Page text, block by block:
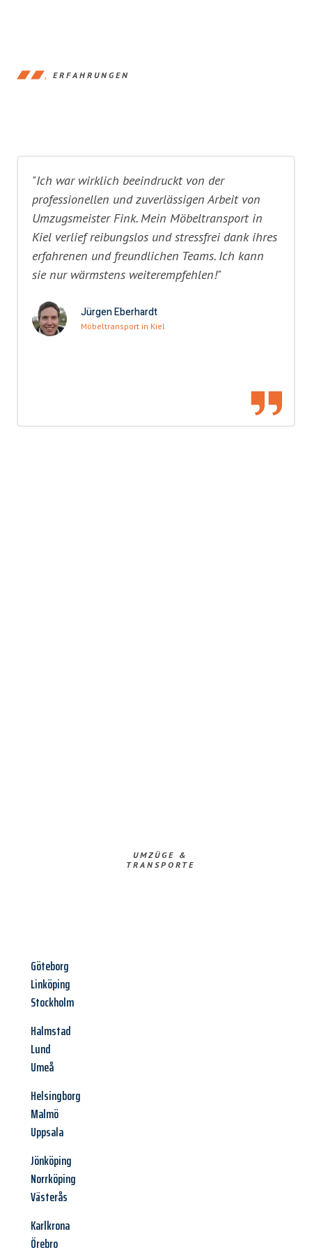
ERFAHRUNGEN
"Ich war wirklich beeindruckt von der
professionellen und zuverlässigen Arbeit von
Umzugsmeister Fink. Mein Möbeltransport in
Kiel verlief reibungslos und stressfrei dank ihres
erfahrenen und freundlichen Teams. Ich kann
sie nur wärmstens weiterempfehlen!"
Jürgen Eberhardt
Möbeltransport in Kiel
UMZÜGE &
TRANSPORTE
Göteborg
Linköping
Stockholm
Halmstad
Lund
Umeå
Helsingborg
Malmö
Uppsala
Jönköping
Norrköping
Västerås
Karlkrona
Örebro